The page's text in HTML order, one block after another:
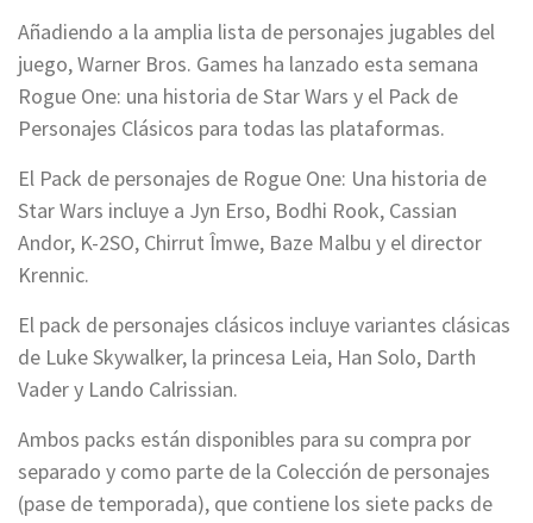
Añadiendo a la amplia lista de personajes jugables del
juego, Warner Bros. Games ha lanzado esta semana
Rogue One: una historia de Star Wars y el Pack de
Personajes Clásicos para todas las plataformas.
El Pack de personajes de Rogue One: Una historia de
Star Wars incluye a Jyn Erso, Bodhi Rook, Cassian
Andor, K-2SO, Chirrut Îmwe, Baze Malbu y el director
Krennic.
El pack de personajes clásicos incluye variantes clásicas
de Luke Skywalker, la princesa Leia, Han Solo, Darth
Vader y Lando Calrissian.
Ambos packs están disponibles para su compra por
separado y como parte de la Colección de personajes
(pase de temporada), que contiene los siete packs de